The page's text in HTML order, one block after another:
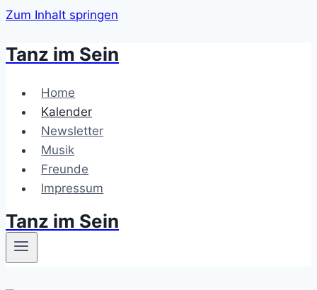
Zum Inhalt springen
Tanz im Sein
Home
Kalender
Newsletter
Musik
Freunde
Impressum
Tanz im Sein